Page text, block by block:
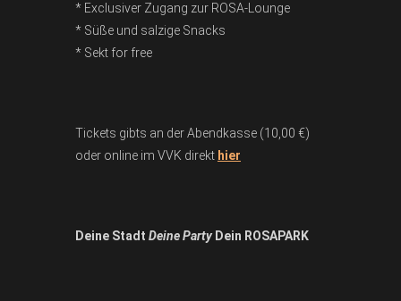
* Exclusiver Zugang zur ROSA-Lounge
* Süße und salzige Snacks
* Sekt for free
Tickets gibts an der Abendkasse (10,00 €)
oder online im VVK direkt hier
Deine Stadt Deine Party Dein ROSAPARK